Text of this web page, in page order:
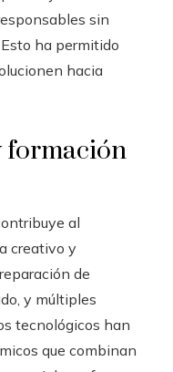
sin
ha permitido
hacia
formación
al
creativo y
de
y múltiples
tecnológicos han
que combinan